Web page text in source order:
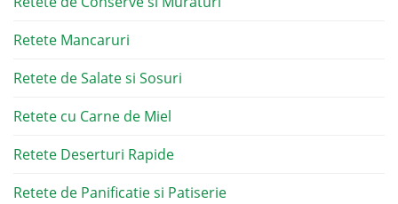
Retete Mancaruri
Retete de Salate si Sosuri
Retete cu Carne de Miel
Retete Deserturi Rapide
Retete de Panificatie si Patiserie